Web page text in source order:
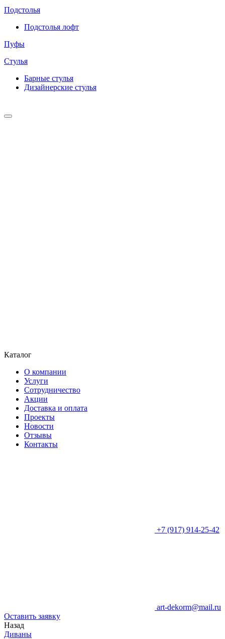
Подстолья
Подстолья лофт
Пуфы
Стулья
Барные cтулья
Дизайнерские cтулья
Каталог
О компании
Услуги
Сотрудничество
Акции
Доставка и оплата
Проекты
Новости
Отзывы
Контакты
+7 (917) 914-25-42
art-dekorm@mail.ru
Оставить заявку
Назад
Диваны